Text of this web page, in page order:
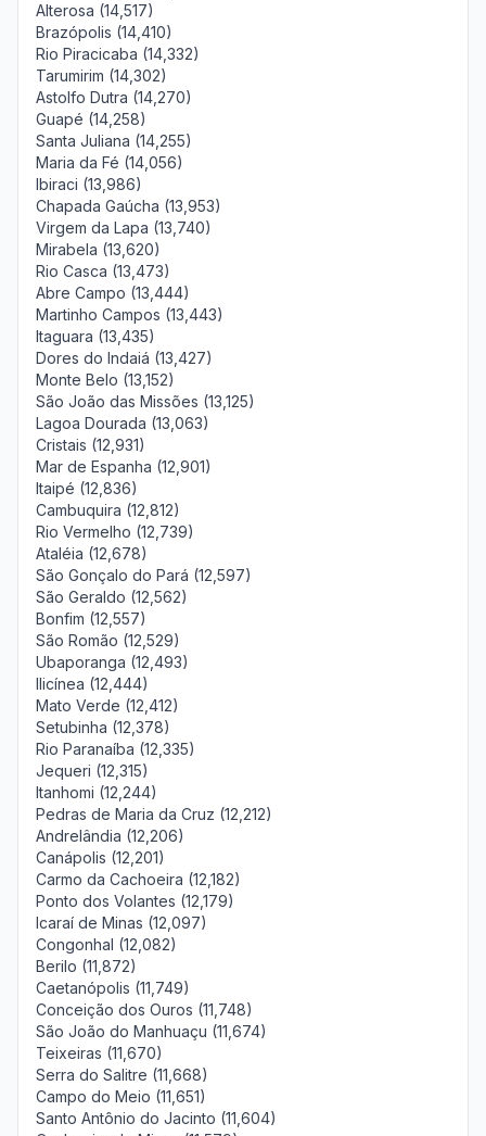
Alterosa (14,517)
Brazópolis (14,410)
Rio Piracicaba (14,332)
Tarumirim (14,302)
Astolfo Dutra (14,270)
Guapé (14,258)
Santa Juliana (14,255)
Maria da Fé (14,056)
Ibiraci (13,986)
Chapada Gaúcha (13,953)
Virgem da Lapa (13,740)
Mirabela (13,620)
Rio Casca (13,473)
Abre Campo (13,444)
Martinho Campos (13,443)
Itaguara (13,435)
Dores do Indaiá (13,427)
Monte Belo (13,152)
São João das Missões (13,125)
Lagoa Dourada (13,063)
Cristais (12,931)
Mar de Espanha (12,901)
Itaipé (12,836)
Cambuquira (12,812)
Rio Vermelho (12,739)
Ataléia (12,678)
São Gonçalo do Pará (12,597)
São Geraldo (12,562)
Bonfim (12,557)
São Romão (12,529)
Ubaporanga (12,493)
Ilicínea (12,444)
Mato Verde (12,412)
Setubinha (12,378)
Rio Paranaíba (12,335)
Jequeri (12,315)
Itanhomi (12,244)
Pedras de Maria da Cruz (12,212)
Andrelândia (12,206)
Canápolis (12,201)
Carmo da Cachoeira (12,182)
Ponto dos Volantes (12,179)
Icaraí de Minas (12,097)
Congonhal (12,082)
Berilo (11,872)
Caetanópolis (11,749)
Conceição dos Ouros (11,748)
São João do Manhuaçu (11,674)
Teixeiras (11,670)
Serra do Salitre (11,668)
Campo do Meio (11,651)
Santo Antônio do Jacinto (11,604)